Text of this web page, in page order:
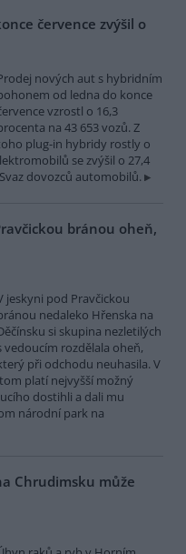
července zvýšil o
nových aut s hybridním
od ledna do konce
vzrostl o 16,3
na 43 653 vozů. Z
plug-in hybridy rostly o
se zvýšil o 27,4
dovozců automobilů.
bránou oheň,
jeskyni pod Pravčickou
nedaleko Hřenska na
si skupina nezletilých
vedoucím rozdělala oheň,
při odchodu neuhasila. V
platí nejvyšší možný
dostihli a dali mu
národní park na
Chrudimsku může